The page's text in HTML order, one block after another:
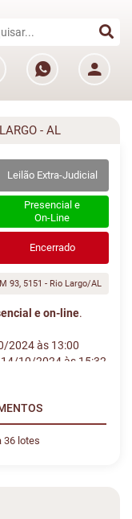
- AL
Leilão Extra-Judicial
Presencial e
On-Line
Encerrado
93, 5151 - Rio Largo/AL
e on-line.
2024 às 13:00
14/10/2024 às 15:32
36 lotes